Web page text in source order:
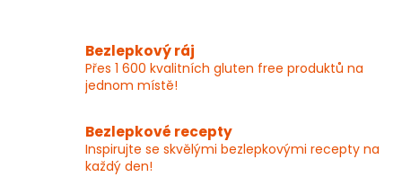
Bezlepkový ráj
Přes 1 600 kvalitních gluten free produktů na
jednom místě!
Bezlepkové recepty
Inspirujte se skvělými bezlepkovými recepty na
každý den!